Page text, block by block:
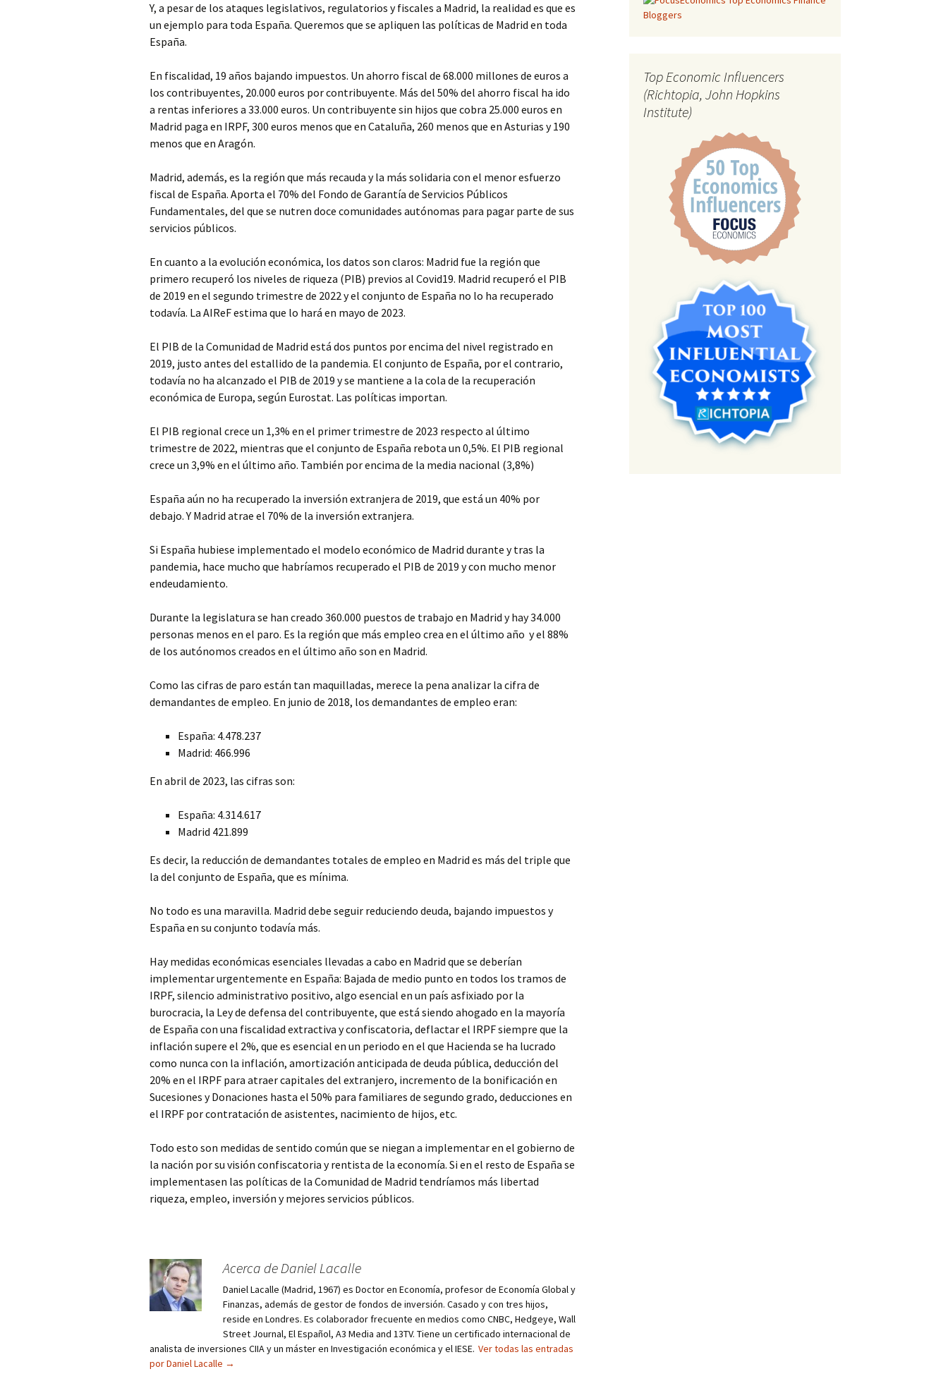
Y, a pesar de los ataques legislativos, regulatorios y fiscales a Madrid, la realidad es que es
un ejemplo para toda España. Queremos que se apliquen las políticas de Madrid en toda
España.
En fiscalidad, 19 años bajando impuestos. Un ahorro fiscal de 68.000 millones de euros a
los contribuyentes, 20.000 euros por contribuyente. Más del 50% del ahorro fiscal ha ido
a rentas inferiores a 33.000 euros. Un contribuyente sin hijos que cobra 25.000 euros en
Madrid paga en IRPF, 300 euros menos que en Cataluña, 260 menos que en Asturias y 190
menos que en Aragón.
Madrid, además, es la región que más recauda y la más solidaria con el menor esfuerzo
fiscal de España. Aporta el 70% del Fondo de Garantía de Servicios Públicos
Fundamentales, del que se nutren doce comunidades autónomas para pagar parte de sus
servicios públicos.
En cuanto a la evolución económica, los datos son claros: Madrid fue la región que
primero recuperó los niveles de riqueza (PIB) previos al Covid19. Madrid recuperó el PIB
de 2019 en el segundo trimestre de 2022 y el conjunto de España no lo ha recuperado
todavía. La AIReF estima que lo hará en mayo de 2023.
El PIB de la Comunidad de Madrid está dos puntos por encima del nivel registrado en
2019, justo antes del estallido de la pandemia. El conjunto de España, por el contrario,
todavía no ha alcanzado el PIB de 2019 y se mantiene a la cola de la recuperación
económica de Europa, según Eurostat. Las políticas importan.
El PIB regional crece un 1,3% en el primer trimestre de 2023 respecto al último
trimestre de 2022, mientras que el conjunto de España rebota un 0,5%. El PIB regional
crece un 3,9% en el último año. También por encima de la media nacional (3,8%)
España aún no ha recuperado la inversión extranjera de 2019, que está un 40% por
debajo. Y Madrid atrae el 70% de la inversión extranjera.
Si España hubiese implementado el modelo económico de Madrid durante y tras la
pandemia, hace mucho que habríamos recuperado el PIB de 2019 y con mucho menor
endeudamiento.
Durante la legislatura se han creado 360.000 puestos de trabajo en Madrid y hay 34.000
personas menos en el paro. Es la región que más empleo crea en el último año y el 88%
de los autónomos creados en el último año son en Madrid.
Como las cifras de paro están tan maquilladas, merece la pena analizar la cifra de
demandantes de empleo. En junio de 2018, los demandantes de empleo eran:
España: 4.478.237
Madrid: 466.996
En abril de 2023, las cifras son:
España: 4.314.617
Madrid 421.899
Es decir, la reducción de demandantes totales de empleo en Madrid es más del triple que
la del conjunto de España, que es mínima.
No todo es una maravilla. Madrid debe seguir reduciendo deuda, bajando impuestos y
España en su conjunto todavía más.
Hay medidas económicas esenciales llevadas a cabo en Madrid que se deberían
implementar urgentemente en España: Bajada de medio punto en todos los tramos de
IRPF, silencio administrativo positivo, algo esencial en un país asfixiado por la
burocracia, la Ley de defensa del contribuyente, que está siendo ahogado en la mayoría
de España con una fiscalidad extractiva y confiscatoria, deflactar el IRPF siempre que la
inflación supere el 2%, que es esencial en un periodo en el que Hacienda se ha lucrado
como nunca con la inflación, amortización anticipada de deuda pública, deducción del
20% en el IRPF para atraer capitales del extranjero, incremento de la bonificación en
Sucesiones y Donaciones hasta el 50% para familiares de segundo grado, deducciones en
el IRPF por contratación de asistentes, nacimiento de hijos, etc.
Todo esto son medidas de sentido común que se niegan a implementar en el gobierno de
la nación por su visión confiscatoria y rentista de la economía. Si en el resto de España se
implementasen las políticas de la Comunidad de Madrid tendríamos más libertad
riqueza, empleo, inversión y mejores servicios públicos.
Acerca de Daniel Lacalle
Daniel Lacalle (Madrid, 1967) es Doctor en Economía, profesor de Economía Global y
Finanzas, además de gestor de fondos de inversión. Casado y con tres hijos,
reside en Londres. Es colaborador frecuente en medios como CNBC, Hedgeye, Wall
Street Journal, El Español, A3 Media and 13TV. Tiene un certificado internacional de
analista de inversiones CIIA y un máster en Investigación económica y el IESE. Ver todas las entradas
por Daniel Lacalle →
Top Economic Influencers
(Richtopia, John Hopkins
Institute)